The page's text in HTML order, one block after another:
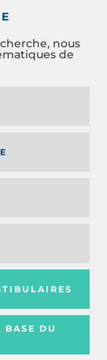
nous
de
BASE DU